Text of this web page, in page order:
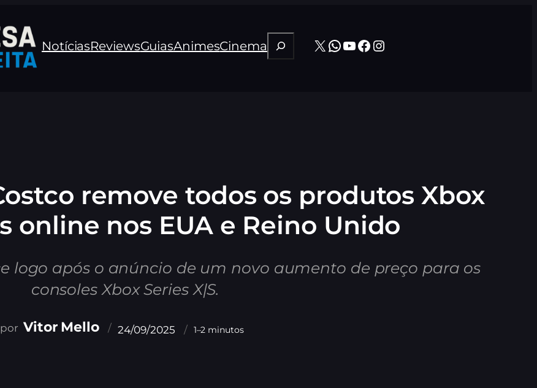
NotíciasReviewsGuiasAnimesCinema Pesquisar
X WhatsApp
Youtube
Facebook
Instagram
remove todos os produtos Xbox
online nos EUA e Reino Unido
logo após o anúncio de um novo aumento de preço para os
consoles Xbox Series X|S.
Vitor Mello 24/09/2025 1–2 minutos